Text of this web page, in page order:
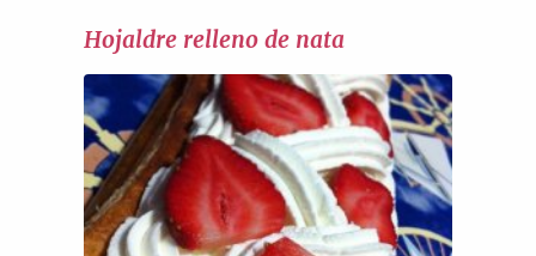
Hojaldre relleno de nata